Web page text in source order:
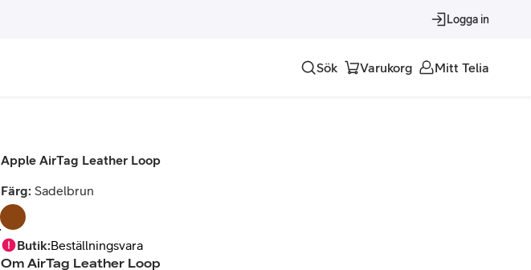
Logga in
Köp kontantkort
Ladda kontantkort
Laddningscheck
Sök Varukorg Mitt Telia
Apple AirTag Leather Loop
Färg: Sadelbrun
Butik:Beställningsvara
Om AirTag Leather Loop